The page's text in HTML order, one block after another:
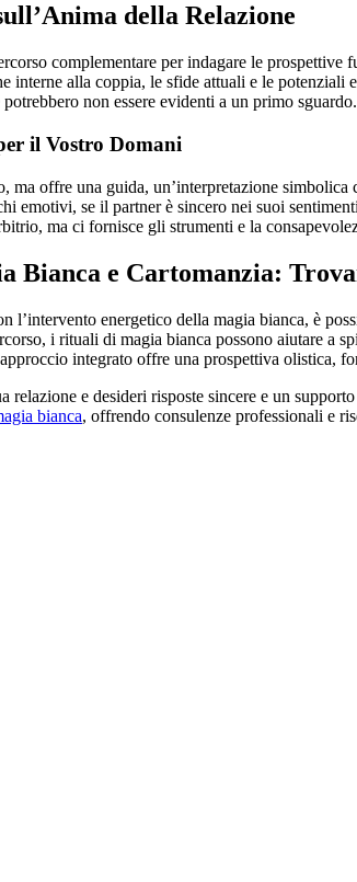
della Relazione
complementare per indagare le
interne alla coppia, le sfide attuali e le
non essere evidenti a un primo sguardo.
il Vostro Domani
offre una guida, un’interpretazione
emotivi, se il partner è sincero nei suoi
ma ci fornisce gli strumenti e la
Bianca e Cartomanzia:
l’intervento energetico della magia bianca, è
i rituali di magia bianca possono aiutare a
integrato offre una prospettiva olistica,
e desideri risposte sincere e un
bianca, offrendo consulenze professionali e